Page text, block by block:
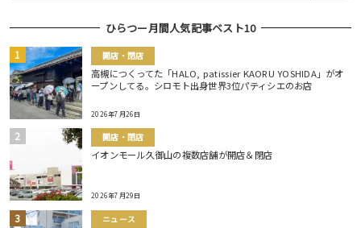
ひらつー月間人気記事ベスト10
開店・閉店
高槻につくってた「HALO, patissier KAORU YOSHIDA」がオ
ープンしてる。シロモト出身世界3位パティシエのお店
2026年7月26日
開店・閉店
イオンモール久御山の複数店舗が開店＆閉店
2026年7月29日
ニュース